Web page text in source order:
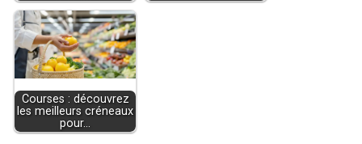
Courses : découvrez
les meilleurs créneaux
pour…